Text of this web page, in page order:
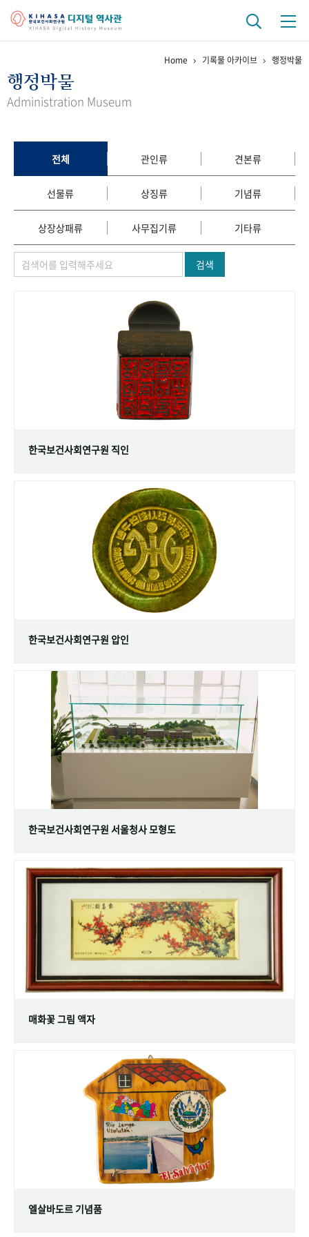
걸어온 길 기관 변천사
정책과 연구 키워드로 보는 연구 역사
연구자들
간행물 변천사
기록물 아카이브
사진 아카이브 문서 기록물 행정박물 영상 기록물
숫자로 보는 50년 50+1
Home 기록물 아카이브 행정박물
행정박물
Administration Museum
전체 관인류 견본류
선물류 상징류 기념류
상장상패류 사무집기류 기타류
검색
한국보건사회연구원 직인
한국보건사회연구원 압인
한국보건사회연구원 서울청사 모형도
매화꽃 그림 액자
엘살바도르 기념품